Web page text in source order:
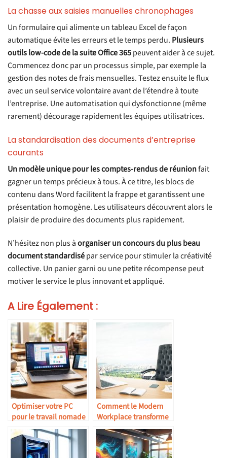
La chasse aux saisies manuelles chronophages
Un formulaire qui alimente un tableau Excel de façon
automatique évite les erreurs et le temps perdu. Plusieurs
outils low-code de la suite Office 365peuvent aider à ce sujet.
Commencez donc par un processus simple, par exemple la
gestion des notes de frais mensuelles. Testez ensuite le flux
avec un seul service volontaire avant de l’étendre à toute
l’entreprise. Une automatisation qui dysfonctionne (même
rarement) décourage rapidement les équipes utilisatrices.
La standardisation des documents d’entreprise
courants
Un modèle unique pour les comptes-rendus de réunionfait
gagner un temps précieux à tous. À ce titre, les blocs de
contenu dans Word facilitent la frappe et garantissent une
présentation homogène. Les utilisateurs découvrent alors le
plaisir de produire des documents plus rapidement.
N’hésitez non plus àorganiser un concours du plus beau
document standardisépar service pour stimuler la créativité
collective. Un panier garni ou une petite récompense peut
motiver le service le plus innovant et appliqué.
A Lire Également :
Optimiser votre PC
pour le travail nomade
avec logiciels
portables et solutions
de cloud computing
Comment le Modern
Workplace transforme
les modes de travail en
entreprise
aujourd’hui ?